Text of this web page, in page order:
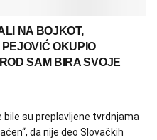
NA BOJKOT,
OKUPIO
SAM BIRA SVOJE
su preplavljene tvrdnjama
da nije deo Slovačkih